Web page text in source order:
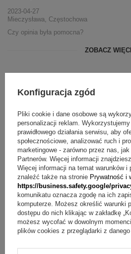
2023-04-27
Mieczysława, Częstochowa
Czy opinia była pomocna?
ZOBACZ
Konfiguracja zgód
Pliki cookie i dane osobowe są
personalizacji reklam.
prawidłowego działania serwisu, aby
społecznościowe, analizować ruch i
marketingowe - zarówno przez nas,
Partnerów. Więcej informacji
Więcej informacji na temat warunków i
znaleźć także na stronie Prywatność i
https://business.safety.google/
komunikatu oznacza zgodę na ich
komputerze. Możesz określić warunki
dostępu do nich klikając w zakładkę
możesz wycofać w dowolnym
plików cookies z przeglądarki z